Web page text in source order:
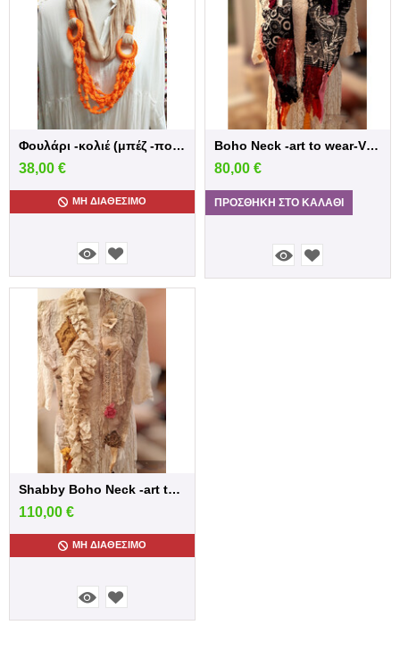
Φουλάρι -κολιέ (μπέζ -πορτοκαλί)
38,00 €
ΜΗ ΔΙΑΘΈΣΙΜΟ
Boho Neck -art to wear-Vintage handmade n...
80,00 €
ΠΡΟΣΘΉΚΗ ΣΤΟ ΚΑΛΆΘΙ
Shabby Boho Neck -art to wear-Vintage han...
110,00 €
ΜΗ ΔΙΑΘΈΣΙΜΟ